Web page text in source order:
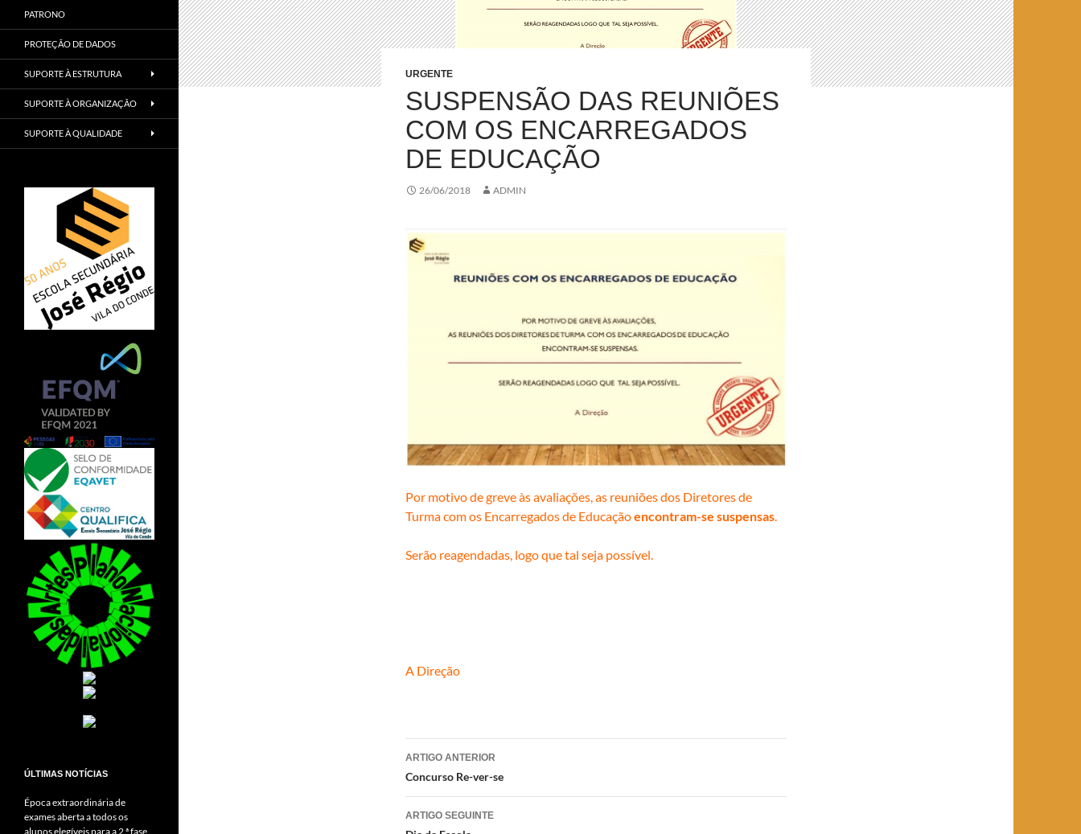
URGENTE
SUSPENSÃO DAS REUNIÕES
COM OS ENCARREGADOS
DE EDUCAÇÃO
26/06/2018 ADMIN
Por motivo de greve às avaliações, as reuniões dos Diretores de
Turma com os Encarregados de Educaçãoencontram-se suspensas
Serão reagendadas, logo que tal seja possível.
A Direção
Navegação
de
artigos
ARTIGO ANTERIOR
Concurso Re-ver-se
ARTIGO SEGUINTE
PATRONO
PROTEÇÃO DE DADOS
SUPORTE À ESTRUTURA
SUPORTE À ORGANIZAÇÃO
SUPORTE À QUALIDADE
ÚLTIMAS NOTÍCIAS
Época extraordinária de
exames aberta a todos os
alunos elegíveis para a 2.ª fase